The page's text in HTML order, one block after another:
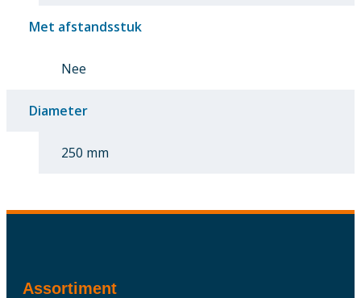
Met afstandsstuk
Nee
Diameter
250 mm
Assortiment